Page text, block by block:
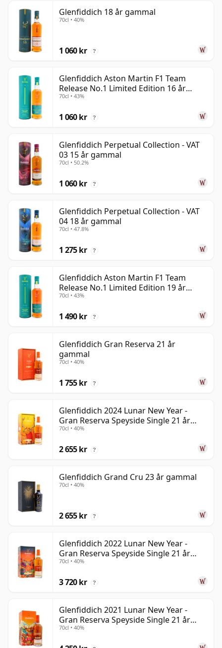
Glenfiddich 18 år gammal
70cl • 40%
1 060 kr ?
Glenfiddich Aston Martin F1 Team
Release No.1 Limited Edition 16 år
gammal
70cl • 43%
1 060 kr ?
Glenfiddich Perpetual Collection - VAT
03 15 år gammal
70cl • 50.2%
1 060 kr ?
Glenfiddich Perpetual Collection - VAT
04 18 år gammal
70cl • 47.8%
1 275 kr ?
Glenfiddich Aston Martin F1 Team
Release No.1 Limited Edition 19 år
gammal
70cl • 43%
1 490 kr ?
Glenfiddich Gran Reserva 21 år
gammal
70cl • 40%
1 755 kr ?
Glenfiddich 2024 Lunar New Year -
Gran Reserva Speyside Single 21 år
gammal
70cl • 40%
2 655 kr ?
Glenfiddich Grand Cru 23 år gammal
70cl • 40%
2 655 kr ?
Glenfiddich 2022 Lunar New Year -
Gran Reserva Speyside Single 21 år
gammal
70cl • 40%
3 720 kr ?
Glenfiddich 2021 Lunar New Year -
Gran Reserva Speyside Single 21 år
gammal
70cl • 40%